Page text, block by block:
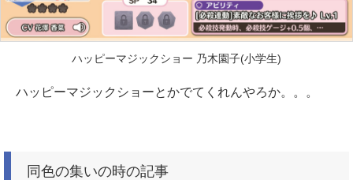
ハッピーマジックショー 乃木園子(小学生)
ハッピーマジックショーとかでてくれんやろか。。。
同色の集いの時の記事